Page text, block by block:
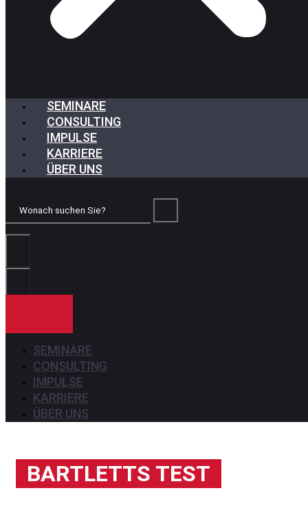
SEMINARE
CONSULTING
IMPULSE
KARRIERE
ÜBER UNS
Wonach
Sie?
SEMINARE
CONSULTING
IMPULSE
KARRIERE
ÜBER UNS
BARTLETTS TEST